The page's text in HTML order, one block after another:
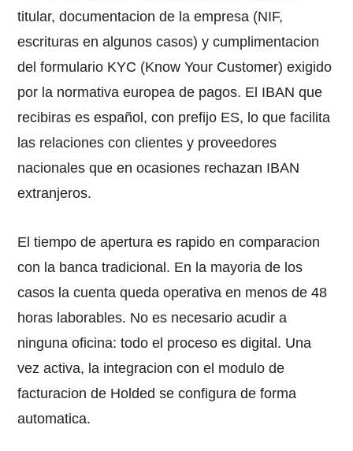
titular, documentacion de la empresa (NIF,
escrituras en algunos casos) y cumplimentacion
del formulario KYC (Know Your Customer) exigido
por la normativa europea de pagos. El IBAN que
recibiras es español, con prefijo ES, lo que facilita
las relaciones con clientes y proveedores
nacionales que en ocasiones rechazan IBAN
extranjeros.
El tiempo de apertura es rapido en comparacion
con la banca tradicional. En la mayoria de los
casos la cuenta queda operativa en menos de 48
horas laborables. No es necesario acudir a
ninguna oficina: todo el proceso es digital. Una
vez activa, la integracion con el modulo de
facturacion de Holded se configura de forma
automatica.